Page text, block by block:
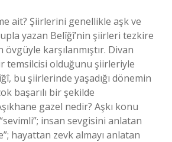
ait? Şiirlerini genellikle aşk ve
yazan Belîğî’nin şiirleri tezkire
karşılanmıştır. Divan
temsilcisi olduğunu şiirleriyle
bu şiirlerinde yaşadığı dönemin
başarılı bir şekilde
gazel nedir? Aşkı konu
insan sevgisini anlatan
hayattan zevk almayı anlatan